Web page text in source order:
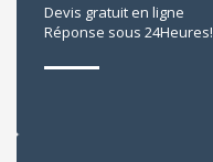
Devis gratuit en ligne
Réponse sous 24Heures!